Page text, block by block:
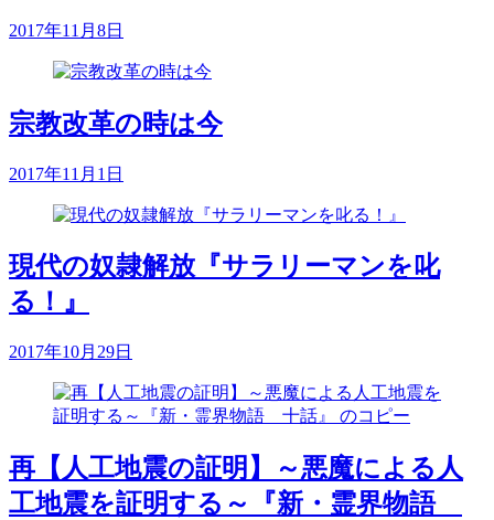
2017年11月8日
宗教改革の時は今
2017年11月1日
現代の奴隷解放『サラリーマンを叱
る！』
2017年10月29日
再【人工地震の証明】～悪魔による人
工地震を証明する～『新・霊界物語